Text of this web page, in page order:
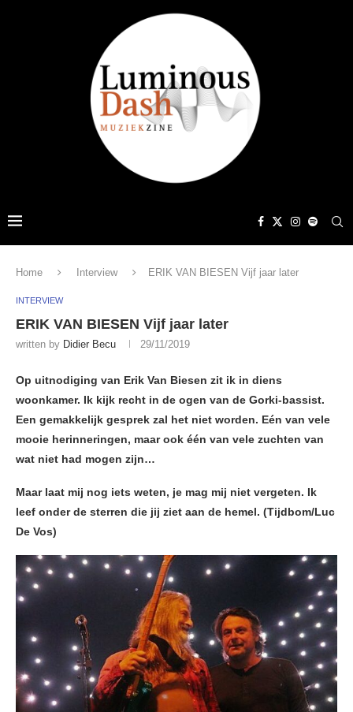
Home Interview ERIK VAN BIESEN Vijf jaar later
INTERVIEW
ERIK VAN BIESEN Vijf jaar later
written by Didier Becu 29/11/2019
Op uitnodiging van Erik Van Biesen zit ik in diens
woonkamer. Ik kijk recht in de ogen van de Gorki-bassist.
Een gemakkelijk gesprek zal het niet worden. Eén van vele
mooie herinneringen, maar ook één van vele zuchten van
wat niet had mogen zijn…
Maar laat mij nog iets weten, je mag mij niet vergeten. Ik
leef onder de sterren die jij ziet aan de hemel. (Tijdbom/Luc
De Vos)